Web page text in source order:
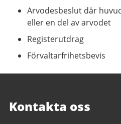
Arvodesbeslut där
eller en del av arvodet
Registerutdrag
Förvaltarfrihetsbevis
Kontakta oss